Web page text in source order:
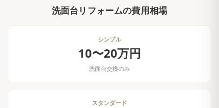
洗面台リフォームの費用相場
シンプル
10〜20万円
洗面台交換のみ
スタンダード